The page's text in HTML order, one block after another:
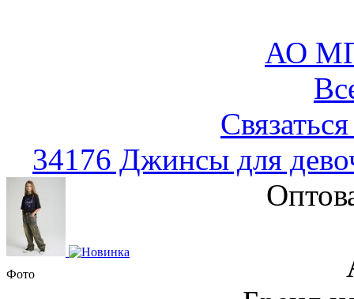
АО
34176 Джинсы для
Фото